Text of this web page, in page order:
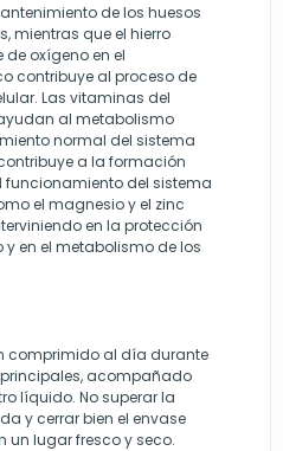
de los huesos
mientras que el hierro
oxígeno en el
contribuye al proceso de
Las vitaminas del
ayudan al metabolismo
normal del sistema
a la formación
del sistema
el magnesio y el zinc
en la protección
y en el metabolismo de los
comprimido al día durante
acompañado
líquido. No superar la
y cerrar bien el envase
un lugar fresco y seco.